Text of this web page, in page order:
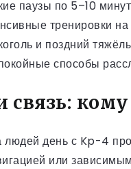
паузы по 5–10
тренировки на
и поздний
способы
связь:
день с Kp-4
или